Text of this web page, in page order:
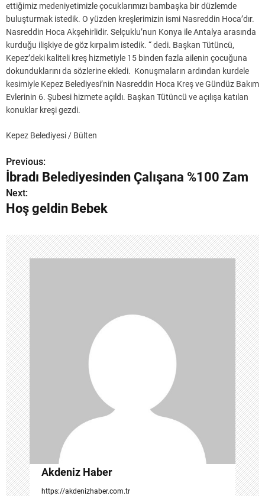
ettiğimiz medeniyetimizle çocuklarımızı bambaşka bir düzlemde
buluşturmak istedik. O yüzden kreşlerimizin ismi Nasreddin Hoca’dır.
Nasreddin Hoca Akşehirlidir. Selçuklu’nun Konya ile Antalya arasında
kurduğu ilişkiye de göz kırpalım istedik. “ dedi. Başkan Tütüncü,
Kepez’deki kaliteli kreş hizmetiyle 15 binden fazla ailenin çocuğuna
dokunduklarını da sözlerine ekledi. Konuşmaların ardından kurdele
kesimiyle Kepez Belediyesi’nin Nasreddin Hoca Kreş ve Gündüz Bakım
Evlerinin 6. Şubesi hizmete açıldı. Başkan Tütüncü ve açılışa katılan
konuklar kreşi gezdi.
Kepez Belediyesi / Bülten
Y
a
z
ı
g
e
z
i
n
m
e
s
i
Previous:
İbradı Belediyesinden Çalışana %100 Zam
Next:
Hoş geldin Bebek
Akdeniz Haber
https://akdenizhaber.com.tr